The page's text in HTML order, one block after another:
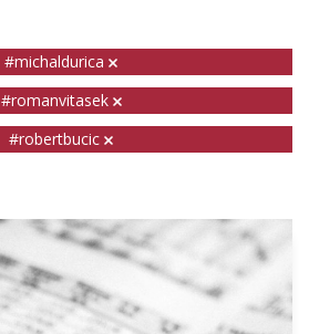
#michaldurica
#romanvitasek
#robertbucic